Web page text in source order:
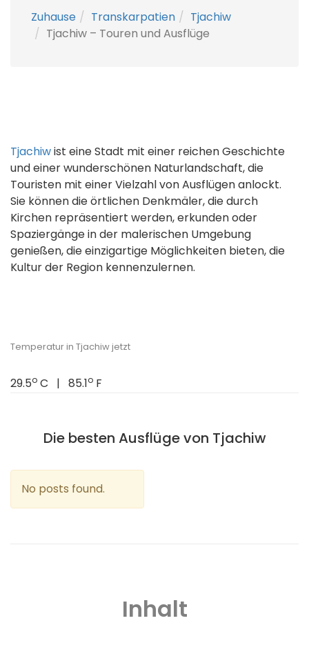
Zuhause Transkarpatien
Tjachiw
Tjachiw – Touren und Ausflüge
Tjachiwist eine Stadt mit einer reichen Geschichte
und einer wunderschönen Naturlandschaft, die
Touristen mit einer Vielzahl von Ausflügen anlockt.
Sie können die örtlichen Denkmäler, die durch
Kirchen repräsentiert werden, erkunden oder
Spaziergänge in der malerischen Umgebung
genießen, die einzigartige Möglichkeiten bieten, die
Kultur der Region kennenzulernen.
Temperatur in Tjachiw jetzt
29.5o C | 85.1o F
Die besten Ausflüge von Tjachiw
No posts found.
Inhalt